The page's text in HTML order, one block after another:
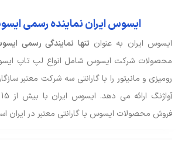
ایسوس ایران نماینده رسمی
ایسوس ایران به عنوان تنها نمایندگی رسمی
محصولات شرکت ایسوس شامل انواع لپ تاپ
رومیزی و مانیتور را با گارانتی سه شرکت معتبر
فروش محصولات ایسوس با گارانتی معتبر در ایران